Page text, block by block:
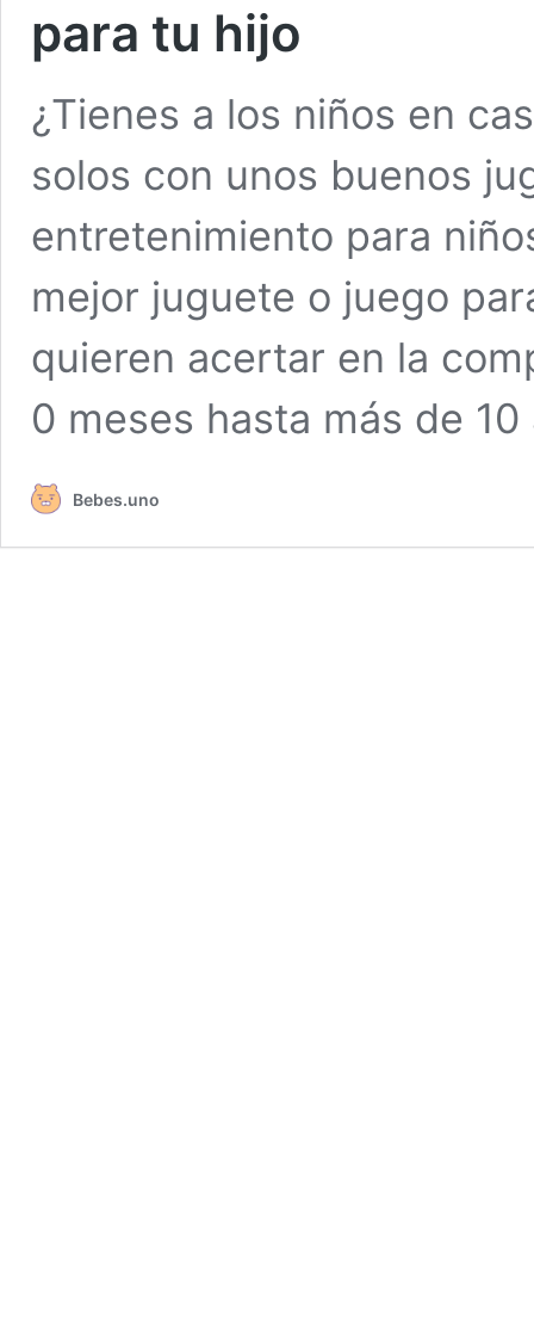
para tu hijo
¿Tienes a los niños en
solos con unos buenos
entretenimiento para
mejor juguete o juego
quieren acertar en la
0 meses hasta más de
Bebes.uno